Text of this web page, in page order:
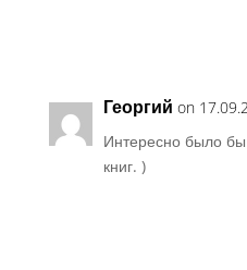
Георгий on
Интересно было бы
книг. )